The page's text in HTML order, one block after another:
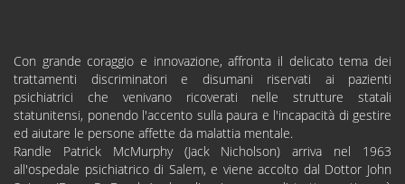
Con grande coraggio e innovazione, affronta il delicato tema dei
trattamenti discriminatori e disumani riservati ai pazienti
psichiatrici che venivano ricoverati nelle strutture statali
statunitensi, ponendo l'accento sulla paura e l'incapacità di gestire
ed aiutare le persone affette da malattia mentale.
Randle Patrick McMurphy (Jack Nicholson) arriva nel 1963
all'ospedale psichiatrico di Salem, e viene accolto dal Dottor John